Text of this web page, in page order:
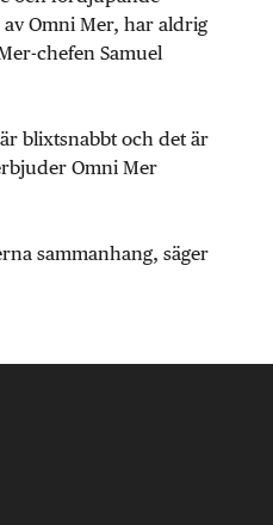
Omni Mer, har aldrig
chefen Samuel
blixtsnabbt och det är
Omni Mer
sammanhang, säger